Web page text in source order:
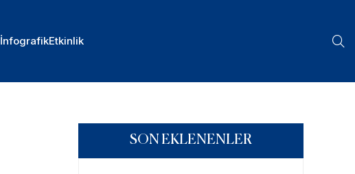
İnfografikEtkinlik
SON EKLENENLER